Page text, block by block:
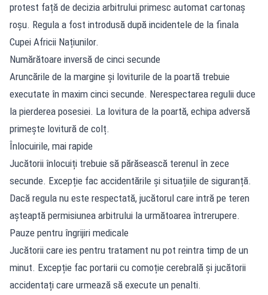
protest față de decizia arbitrului primesc automat cartonaș
roșu. Regula a fost introdusă după incidentele de la finala
Cupei Africii Națiunilor.
Numărătoare inversă de cinci secunde
Aruncările de la margine și loviturile de la poartă trebuie
executate în maxim cinci secunde. Nerespectarea regulii duce
la pierderea posesiei. La lovitura de la poartă, echipa adversă
primește lovitură de colț.
Înlocuirile, mai rapide
Jucătorii înlocuiți trebuie să părăsească terenul în zece
secunde. Excepție fac accidentările și situațiile de siguranță.
Dacă regula nu este respectată, jucătorul care intră pe teren
așteaptă permisiunea arbitrului la următoarea întrerupere.
Pauze pentru îngrijiri medicale
Jucătorii care ies pentru tratament nu pot reintra timp de un
minut. Excepție fac portarii cu comoție cerebrală și jucătorii
accidentați care urmează să execute un penalti.